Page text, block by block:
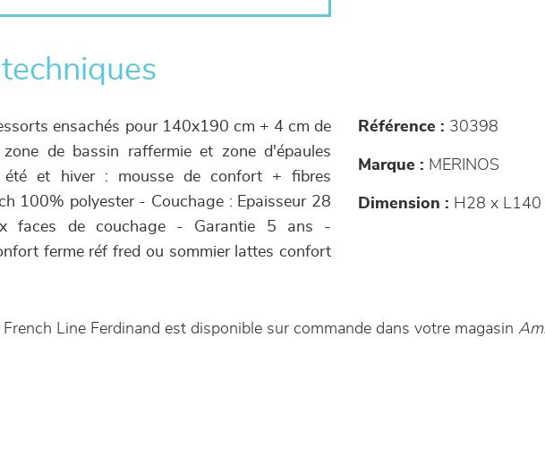
ensachés pour 140x190 cm + 4 cm de
de bassin raffermie et zone d'épaules
été et hiver : mousse de confort + fibres
100% polyester - Couchage : Epaisseur 28
faces de couchage - Garantie 5 ans -
ferme réf fred ou sommier lattes confort
Référence : 30398
Marque : MERINOS
Dimension : H28 x L140
Line Ferdinand est disponible sur commande dans votre magasin